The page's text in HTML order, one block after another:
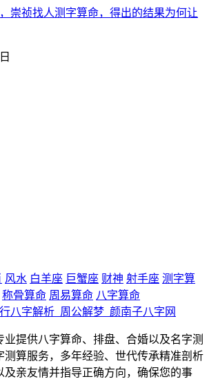
崇祯找人测字算命，得出的结果为何让
风水 白羊座 巨蟹座 财神 射手座 测字算
称骨算命 周易算命 八字算命
业提供八字算命、排盘、合婚以及名字测
测算服务，多年经验、世代传承精准剖析
及亲友情并指导正确方向，确保您的事